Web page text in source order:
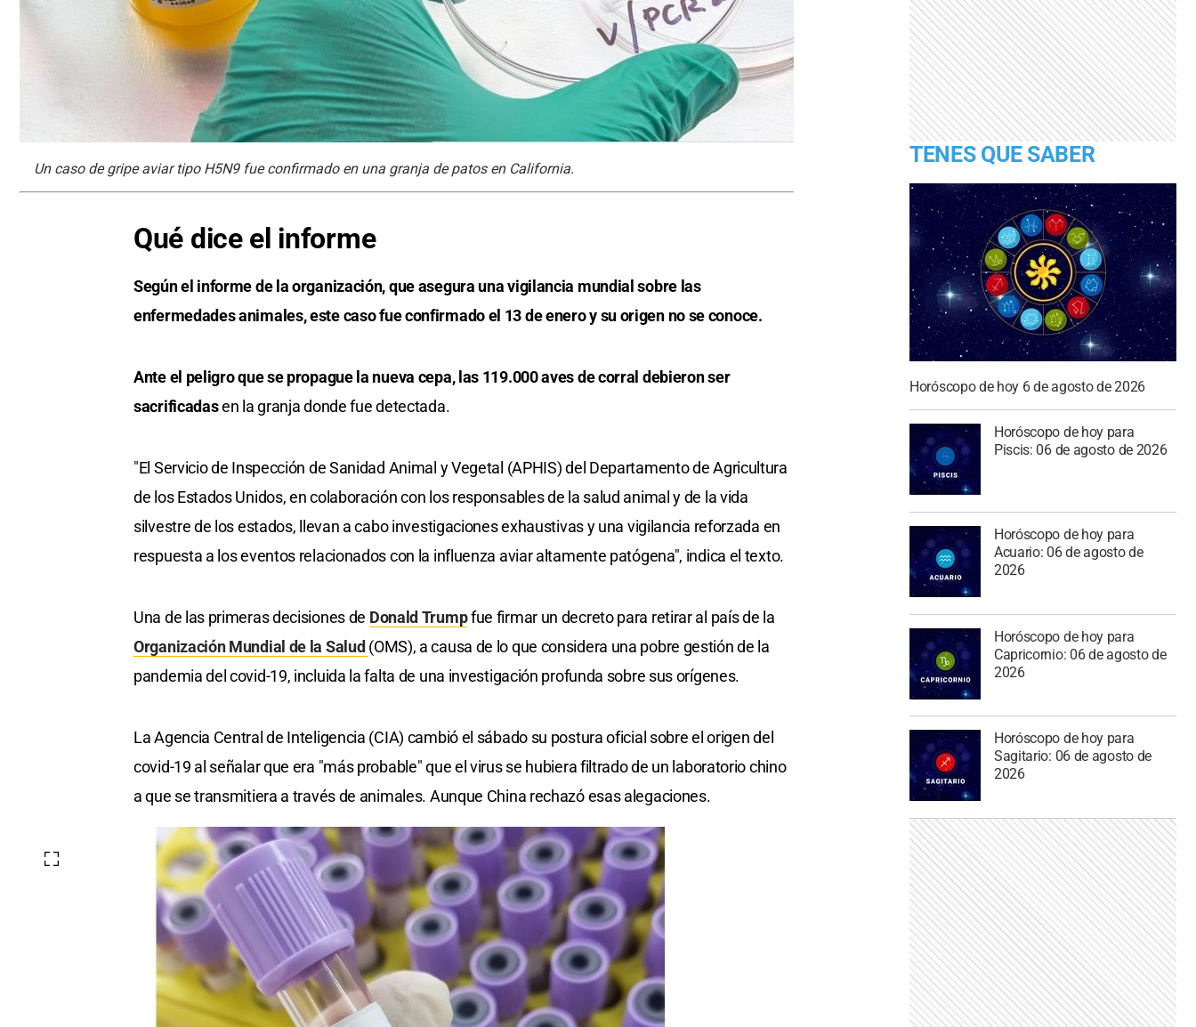
Un caso de gripe aviar tipo H5N9 fue confirmado en una granja de patos en California.
Qué dice el informe
Según el informe de la organización, que asegura una vigilancia mundial sobre las
enfermedades animales, este caso fue confirmado el 13 de enero y su origen no se conoce.
Ante el peligro que se propague la nueva cepa, las 119.000 aves de corral debieron ser
sacrificadasen la granja donde fue detectada.
"El Servicio de Inspección de Sanidad Animal y Vegetal (APHIS) del Departamento de Agricultura
de los Estados Unidos, en colaboración con los responsables de la salud animal y de la vida
silvestre de los estados, llevan a cabo investigaciones exhaustivas y una vigilancia reforzada en
respuesta a los eventos relacionados con la influenza aviar altamente patógena", indica el texto.
Una de las primeras decisiones de Donald Trumpfue firmar un decreto para retirar al país de la
Organización Mundial de la Salud (OMS), a causa de lo que considera una pobre gestión de la
pandemia del covid-19, incluida la falta de una investigación profunda sobre sus orígenes.
La Agencia Central de Inteligencia (CIA) cambió el sábado su postura oficial sobre el origen del
covid-19 al señalar que era "más probable" que el virus se hubiera filtrado de un laboratorio chino
a que se transmitiera a través de animales. Aunque China rechazó esas alegaciones.
TENES QUE SABER
Horóscopo de hoy 6 de agosto de 2026
Horóscopo de hoy para
Piscis: 06 de agosto de 2026
Horóscopo de hoy para
Acuario: 06 de agosto de
2026
Horóscopo de hoy para
Capricornio: 06 de agosto de
2026
Horóscopo de hoy para
Sagitario: 06 de agosto de
2026